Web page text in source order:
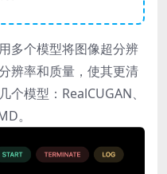
多个模型将图像超分辨
辨率和质量，使其更清
模型：RealCUGAN、
。